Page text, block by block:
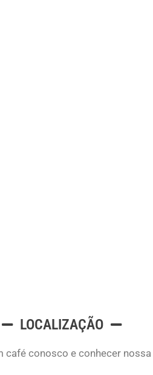
LOCALIZAÇÃO
café conosco e conhecer